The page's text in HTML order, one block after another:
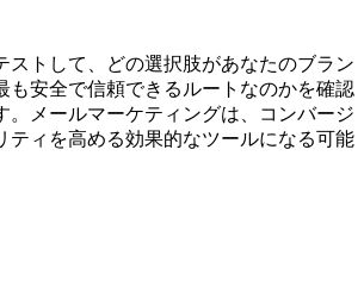
ストして、どの選択肢があなたのブラン
も安全で信頼できるルートなのかを確認
。メールマーケティングは、コンバージ
ティを高める効果的なツールになる可能